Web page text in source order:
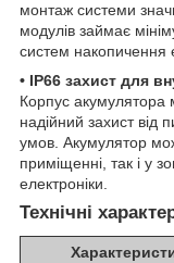
монтаж системи
модулів займає
систем накопичення
• IP66 захист для
Корпус акумулятора
надійний захист від
умов. Акумулятор
приміщенні, так і у
електроніки.
Технічні